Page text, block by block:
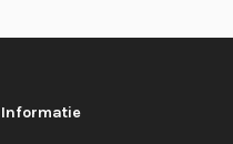
Informatie